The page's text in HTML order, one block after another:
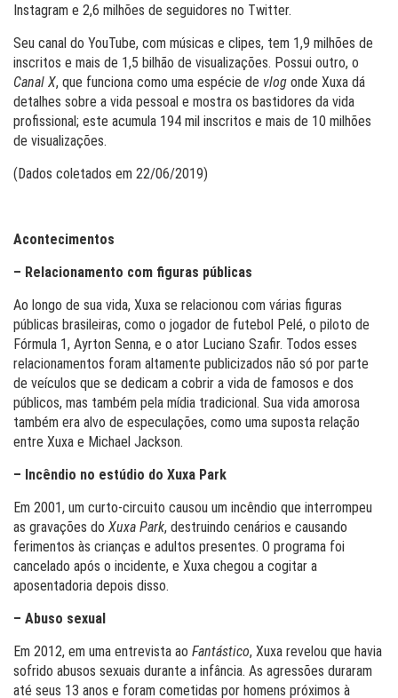
Instagram e 2,6 milhões de seguidores no Twitter.
Seu canal do YouTube, com músicas e clipes, tem 1,9 milhões de
inscritos e mais de 1,5 bilhão de visualizações. Possui outro, o
Canal X, que funciona como uma espécie de vlog onde Xuxa dá
detalhes sobre a vida pessoal e mostra os bastidores da vida
profissional; este acumula 194 mil inscritos e mais de 10 milhões
de visualizações.
(Dados coletados em 22/06/2019)
Acontecimentos
– Relacionamento com figuras públicas
Ao longo de sua vida, Xuxa se relacionou com várias figuras
públicas brasileiras, como o jogador de futebol Pelé, o piloto de
Fórmula 1, Ayrton Senna, e o ator Luciano Szafir. Todos esses
relacionamentos foram altamente publicizados não só por parte
de veículos que se dedicam a cobrir a vida de famosos e dos
públicos, mas também pela mídia tradicional. Sua vida amorosa
também era alvo de especulações, como uma suposta relação
entre Xuxa e Michael Jackson.
– Incêndio no estúdio do Xuxa Park
Em 2001, um curto-circuito causou um incêndio que interrompeu
as gravações do Xuxa Park, destruindo cenários e causando
ferimentos às crianças e adultos presentes. O programa foi
cancelado após o incidente, e Xuxa chegou a cogitar a
aposentadoria depois disso.
– Abuso sexual
Em 2012, em uma entrevista ao Fantástico, Xuxa revelou que havia
sofrido abusos sexuais durante a infância. As agressões duraram
até seus 13 anos e foram cometidas por homens próximos à